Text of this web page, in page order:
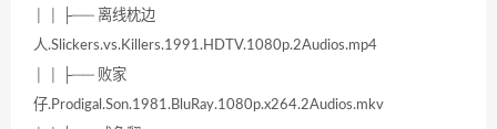
│ │ ├── 离线枕边
人.Slickers.vs.Killers.1991.HDTV.1080p.2Audios.mp4
│ │ ├── 败家
仔.Prodigal.Son.1981.BluRay.1080p.x264.2Audios.mkv